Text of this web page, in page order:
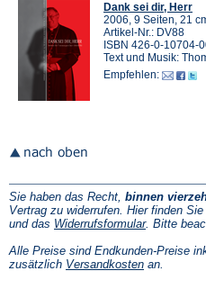
Dank sei dir, Herr
2006, 9 Seiten, 21
Artikel-Nr.: DV88
ISBN 426-0-10704-
Text und Musik:
Empfehlen:
Sie haben das Recht, binnen
Vertrag zu widerrufen. Hier finden Sie
und das Widerrufsformular(Öffnet
einem
neuen
. Bitte
Alle Preise sind Endkunden-Preise
zusätzlich Versandkosten(Öffnet
an.